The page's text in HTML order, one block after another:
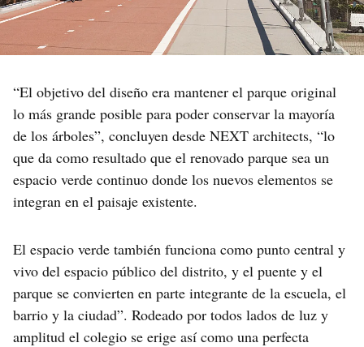
“El objetivo del diseño era mantener el parque original
lo más grande posible para poder conservar la mayoría
de los árboles”, concluyen desde NEXT architects, “lo
que da como resultado que el renovado parque sea un
espacio verde continuo donde los nuevos elementos se
integran en el paisaje existente.
El espacio verde también funciona como punto central y
vivo del espacio público del distrito, y el puente y el
parque se convierten en parte integrante de la escuela, el
barrio y la ciudad”. Rodeado por todos lados de luz y
amplitud el colegio se erige así como una perfecta